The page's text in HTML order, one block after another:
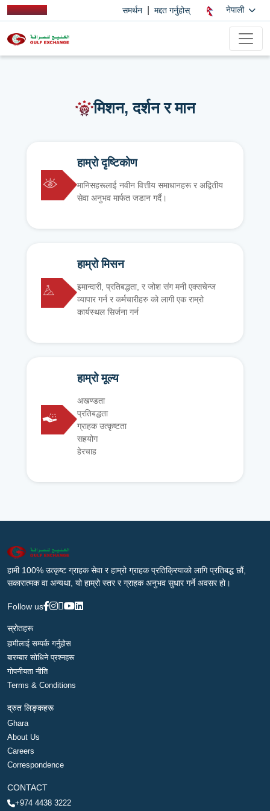
समर्थन मद्दत गर्नुहोस् नेपाली
मिशन, दर्शन र मान
हाम्रो दृष्टिकोण
मानिसहरूलाई नवीन वित्तीय समाधानहरू र अद्वितीय
सेवा अनुभव मार्फत जडान गर्दै।
हाम्रो मिसन
इमान्दारी, प्रतिबद्धता, र जोश संग मनी एक्सचेन्ज
व्यापार गर्न र कर्मचारीहरु को लागी एक राम्रो
कार्यस्थल सिर्जना गर्न
हाम्रो मूल्य
अखण्डता
प्रतिबद्धता
ग्राहक उत्कृष्टता
सहयोग
हेरचाह
हामी 100% उत्कृष्ट ग्राहक सेवा र हाम्रो ग्राहक प्रतिक्रियाको लागि प्रतिबद्ध छौं,
सकारात्मक वा अन्यथा, यो हाम्रो स्तर र ग्राहक अनुभव सुधार गर्ने अवसर हो।
Follow us
स्रोतहरू
हामीलाई सम्पर्क गर्नुहोस
बारम्बार सोधिने प्रश्नहरू
गोपनीयता नीति
Terms & Conditions
द्रुत लिङ्कहरू
Ghara
About Us
Careers
Correspondence
CONTACT
+974 4438 3222